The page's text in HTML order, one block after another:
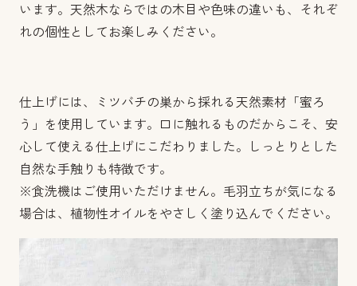
います。天然木ならではの木目や色味の違いも、それぞ
れの個性としてお楽しみください。
仕上げには、ミツバチの巣から採れる天然素材「蜜ろ
う」を使用しています。口に触れるものだからこそ、安
心して使える仕上げにこだわりました。しっとりとした
自然な手触りも特徴です。
※食洗機はご使用いただけません。毛羽立ちが気になる
場合は、植物性オイルをやさしく塗り込んでください。